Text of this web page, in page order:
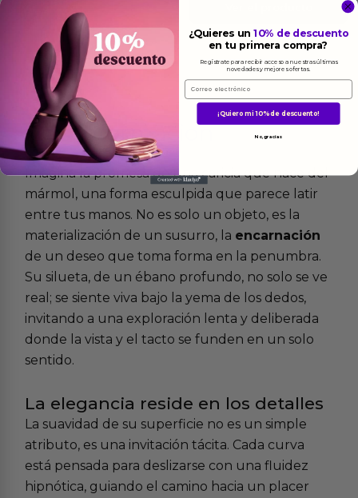
Másinformacion
Imagina la promesa de una caricia que nace del
mármol, una forma esculpida que parece latir
entre tus manos. No es solo un objeto, es la
materialización de un susurro, la encarnación
de un deseo que toma forma en la penumbra.
Su silueta, de un ébano profundo, no solo se ve
real; se siente viva bajo la yema de los dedos,
invitando a una exploración lenta y deliberada
donde la vista y el tacto se funden en un solo
sentido.
La elegancia reside en los detalles
La suavidad de su superficie no es un simple
atributo, es una invitación tácita. Cada curva
está pensada para deslizarse con una fluidez
hipnótica, guiando el camino hacia un placer
¿Quieres un10% de descuento
en tu primera compra?
Regístrate para recibir acceso a nuestras últimas
novedades y mejores ofertas.
Email
¡Quiero mi 10% de descuento!
No, gracias